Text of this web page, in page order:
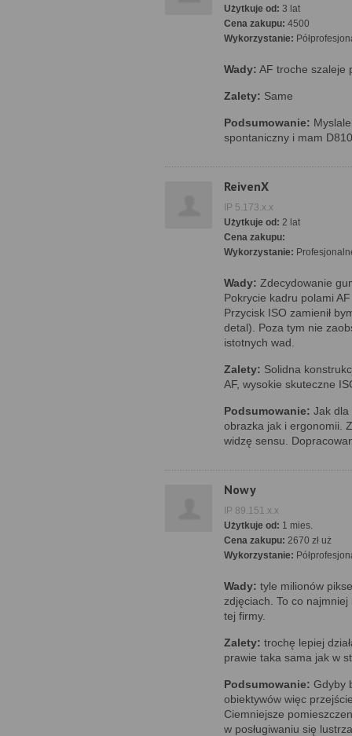
Użytkuje od: 3 lat
Cena zakupu: 4500
Wykorzystanie:
Wady: AF troche szaleje
Zalety: Same
Podsumowanie:
spontaniczny i mam
ReivenX
IP 5.173.x.x
Użytkuje od: 2 lat
Cena zakupu:
Wykorzystanie:
Wady: Zdecydowanie
Pokrycie kadru polami
Przycisk ISO zamienił
detal). Poza tym nie
istotnych wad.
Zalety: Solidna
AF, wysokie skuteczne
Podsumowanie: Jak dla
obrazka jak i ergonomii.
widzę sensu.
Nowy
IP 89.151.x.x
Użytkuje od: 1 mies.
Cena zakupu: 2670 zł uż
Wykorzystanie:
Wady: tyle milionów
zdjęciach. To co
tej firmy.
Zalety: trochę lepiej
prawie taka sama jak w
Podsumowanie: Gdyby
obiektywów więc
Ciemniejsze
w posługiwaniu się